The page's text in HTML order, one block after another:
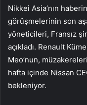
Nikkei Asia’nın
görüşmelerinin son
yöneticileri, Fransız
açıkladı. Renault
Meo’nun,
hafta içinde Nissan
bekleniyor.